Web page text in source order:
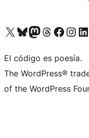
Visit our X (formerly Twitter) account
Visit our Bluesky account
Visit our Mastodon account
Visit our Threads account
Visita nuestra
Visita Visita
El código es poesía.
The WordPress®
of the WordPress